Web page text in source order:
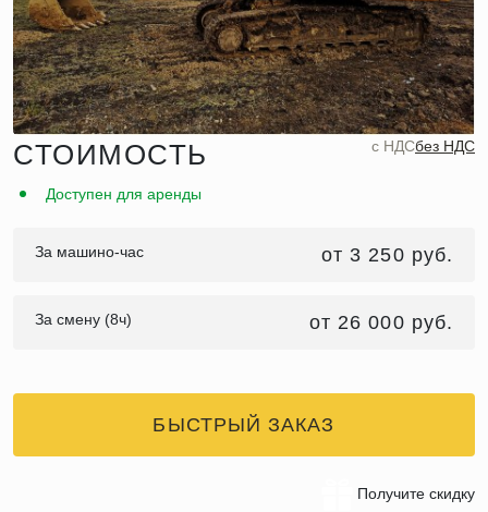
СТОИМОСТЬ c НДСбез НДС
Доступен для аренды
За машино-час от 3 250 руб.
За смену (8ч) от 26 000 руб.
БЫСТРЫЙ ЗАКАЗ
Получите скидку